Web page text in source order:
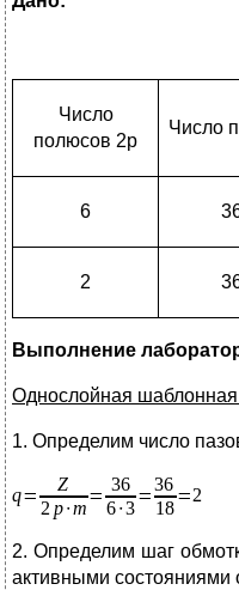
Число
полюсов 2p
Число
6
2
Выполнение
Однослойная шаблонная
1. Определим число
2. Определим шаг
активными состояниями